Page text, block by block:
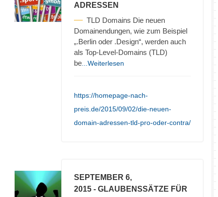
ADRESSEN
TLD Domains Die neuen
Domainendungen, wie zum Beispiel
„.Berlin oder .Design“, werden auch
als Top-Level-Domains (TLD)
be ...Weiterlesen
https://homepage-nach-
preis.de/2015/09/02/die-neuen-
domain-adressen-tld-pro-oder-contra/
SEPTEMBER 6,
2015 - GLAUBENSSÄTZE FÜR